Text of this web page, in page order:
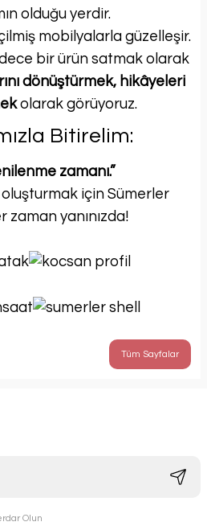
olduğu yerdir.
mobilyalarla güzelleşir.
bir ürün satmak olarak
dönüştürmek, hikâyeleri
olarak görüyoruz.
Bitirelim:
zamanı.”
için Sümerler
zaman yanınızda!
Tüm Sayfalar
Olun